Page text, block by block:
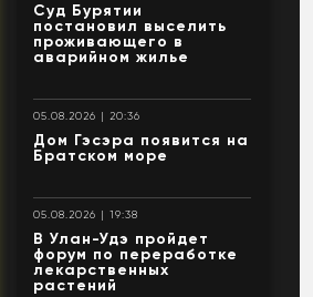
Суд Бурятии
постановил выселить
проживающего в
аварийном жилье
05.08.2026 | 20:36
Дом Гэсэра появится на
Братском море
05.08.2026 | 19:38
В Улан-Удэ пройдет
форум по переработке
лекарственных
растений